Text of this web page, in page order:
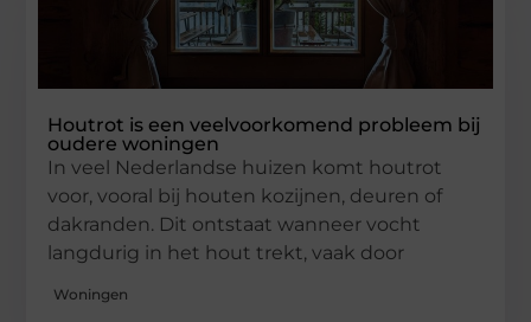
Houtrot is een veelvoorkomend probleem bij
oudere woningen
In veel Nederlandse huizen komt houtrot
voor, vooral bij houten kozijnen, deuren of
dakranden. Dit ontstaat wanneer vocht
langdurig in het hout trekt, vaak door
Woningen